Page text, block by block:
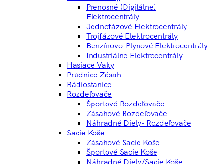
Prenosné (digitálne)
Elektrocentrály
Jednofázové Elektrocentrály
Trojfázové Elektrocentrály
Benzínovo-Plynové Elektrocentrály
Industriálne Elektrocentrály
Hasiace Vaky
Prúdnice Zásah
Rádiostanice
Rozdeľovače
Športové Rozdeľovače
Zásahové Rozdeľovače
Náhradné Diely- Rozdeľovače
Sacie Koše
Zásahové Sacie Koše
Športové Sacie Koše
Náhradné Diely/sacie Koše